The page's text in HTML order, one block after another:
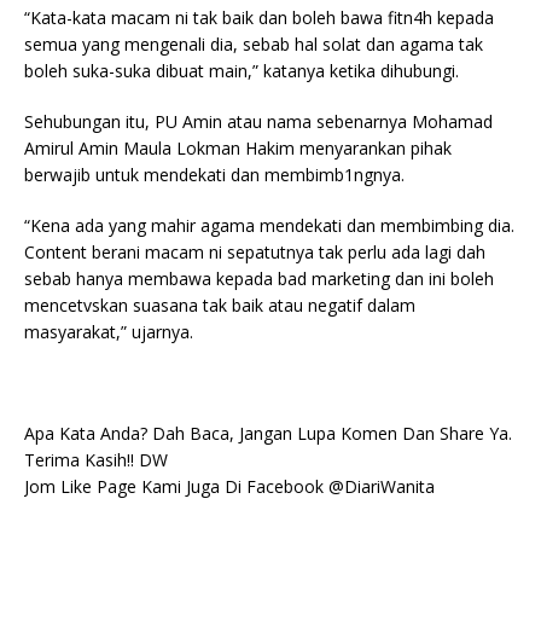
“Kata-kata macam ni tak baik dan boleh bawa fitn4h kepada
semua yang mengenali dia, sebab hal solat dan agama tak
boleh suka-suka dibuat main,” katanya ketika dihubungi.
Sehubungan itu, PU Amin atau nama sebenarnya Mohamad
Amirul Amin Maula Lokman Hakim menyarankan pihak
berwajib untuk mendekati dan membimb1ngnya.
“Kena ada yang mahir agama mendekati dan membimbing dia.
Content berani macam ni sepatutnya tak perlu ada lagi dah
sebab hanya membawa kepada bad marketing dan ini boleh
mencetvskan suasana tak baik atau negatif dalam
masyarakat,” ujarnya.
Apa Kata Anda? Dah Baca, Jangan Lupa Komen Dan Share Ya.
Terima Kasih!! DW
Jom Like Page Kami Juga Di Facebook @DiariWanita